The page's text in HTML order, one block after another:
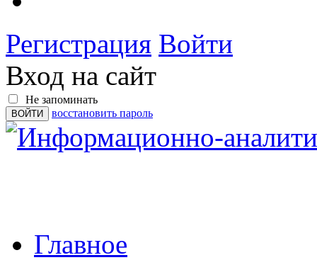
Регистрация Войти
Вход на сайт
Не запоминать
восстановить пароль
Главное